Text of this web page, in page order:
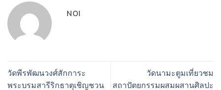
NOI
วัดพีรพัฒนวงศ์สักการะ
พระบรมสารีริกธาตุเชิญชวน
วัดนามะตูมเที่ยวชม
สถาปัตยกรรมผสมผสานศิลปะ